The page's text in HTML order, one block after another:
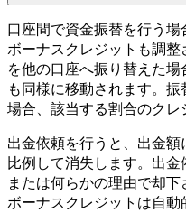
口座間で資金振替を行う 場
ボーナスクレジットも調整
を他の口座へ振り替えた場
も同様に移動されます。 振
場合、 該当する割合のクレ
出金依頼を行うと、 出金額
比例して消失します。 出金
または何らかの理由で却下
ボーナスクレジットは自動